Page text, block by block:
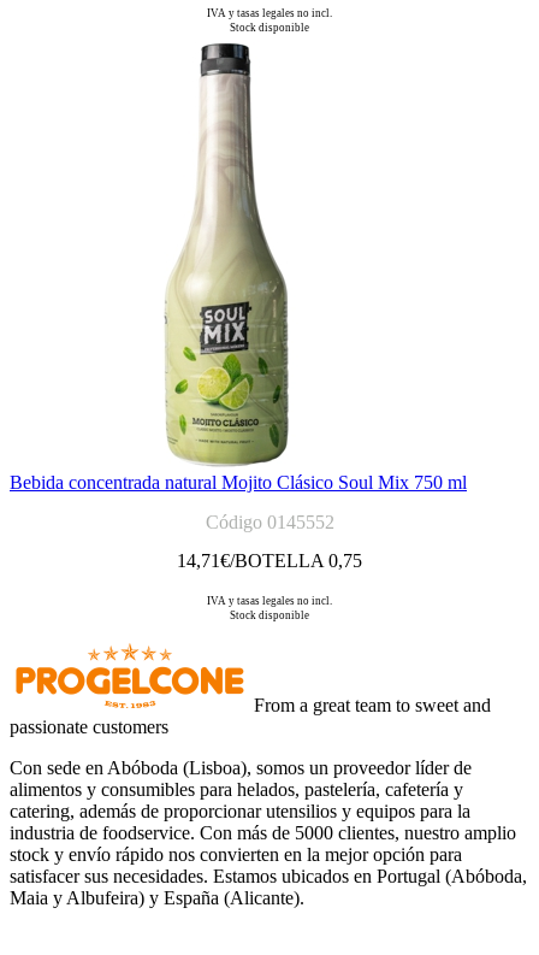
IVA y tasas legales no incl.
Stock disponible
Bebida concentrada natural Mojito Clásico Soul Mix 750 ml
Código 0145552
14,71€/BOTELLA 0,75
IVA y tasas legales no incl.
Stock disponible
From a great team to sweet and
passionate customers
Con sede en Abóboda (Lisboa), somos un proveedor líder de
alimentos y consumibles para helados, pastelería, cafetería y
catering, además de proporcionar utensilios y equipos para la
industria de foodservice. Con más de 5000 clientes, nuestro amplio
stock y envío rápido nos convierten en la mejor opción para
satisfacer sus necesidades. Estamos ubicados en Portugal (Abóboda,
Maia y Albufeira) y España (Alicante).